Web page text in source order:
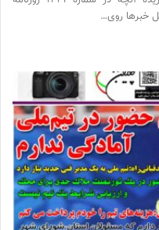
خبرها روی…